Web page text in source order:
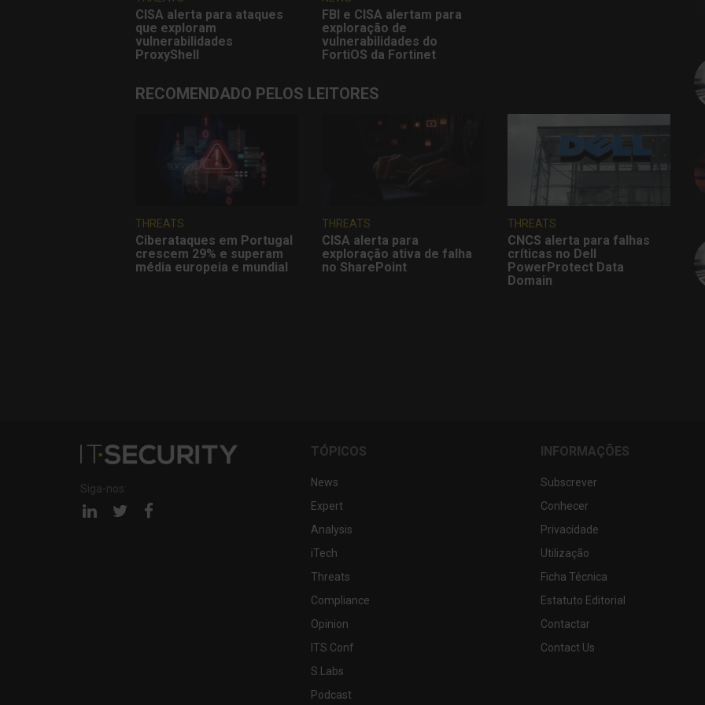
CISA alerta para ataques
que exploram
vulnerabilidades
ProxyShell
FBI e CISA alertam para
exploração de
vulnerabilidades do
FortiOS da Fortinet
RECOMENDADO PELOS LEITORES
THREATS
Ciberataques em Portugal
crescem 29% e superam
média europeia e mundial
THREATS
CISA alerta para
exploração ativa de falha
no SharePoint
THREATS
CNCS alerta para falhas
críticas no Dell
PowerProtect Data
Domain
Siga-nos:
Página Página
TÓPICOS
News
Expert
Analysis
iTech
Threats
Compliance
Opinion
ITS Conf
S.Labs
Podcast
INFORMAÇÕES
Subscrever
Conhecer
Privacidade
Utilização
Ficha Técnica
Estatuto Editorial
Contactar
Contact Us